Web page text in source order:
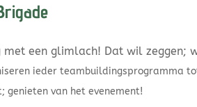
een glimlach! Dat wil zeggen;
ieder teambuildingsprogramma
van het evenement!